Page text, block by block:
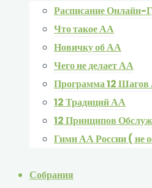
Расписание Онлайн-
Что такое АА
Новичку об АА
Чего не делает АА
Программа 12
12 Традиций АА
12 Принципов
Гимн АА России ( не
Собрания